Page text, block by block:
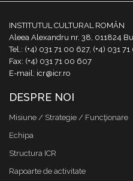
INSTITUTUL CULTURAL ROMÂN
Aleea Alexandru nr. 38, 011824
Tel.: (+4) 031 71 00 627, (+4) 031
Fax: (+4) 031 71 00 607
E-mail: icr@icr.ro
DESPRE NOI
Misiune / Strategie / Funcţionare
Echipa
Structura ICR
Rapoarte de activitate